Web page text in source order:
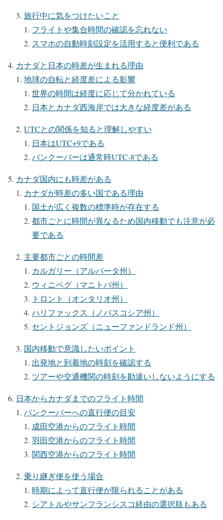
旅行中に気をつけたいこと
フライトや集合時間の確認を忘れない
スマホの自動時刻設定を活用すると便利である
カナダと日本の時差が生まれる理由
地球の自転と経度差による影響
世界の時間は経度に応じて分かれている
日本とカナダ西海岸では大きな経度差がある
UTCとの関係を知ると理解しやすい
日本はUTC+9である
バンクーバーは通常時UTC-8である
カナダ国内にも時差がある
カナダが時差の多い国である理由
国土が広く複数の標準時が存在する
都市ごとに時間が異なるため国内移動でも注意が必
要である
主要都市ごとの時間差
カルガリー（アルバータ州）
ウィニペグ（マニトバ州）
トロント（オンタリオ州）
ハリファックス（ノバスコシア州）
セントジョンズ（ニューファンドランド州）
国内移動で意識したいポイント
出発地と到着地の時刻を確認する
ツアーや交通機関の時刻を勘違いしないようにする
日本からカナダまでのフライト時間
バンクーバーへの直行便の目安
成田空港からのフライト時間
羽田空港からのフライト時間
関西空港からのフライト時間
乗り継ぎ便を使う場合
時期によって直行便が限られることがある
シアトルやサンフランシスコ経由の選択肢もある